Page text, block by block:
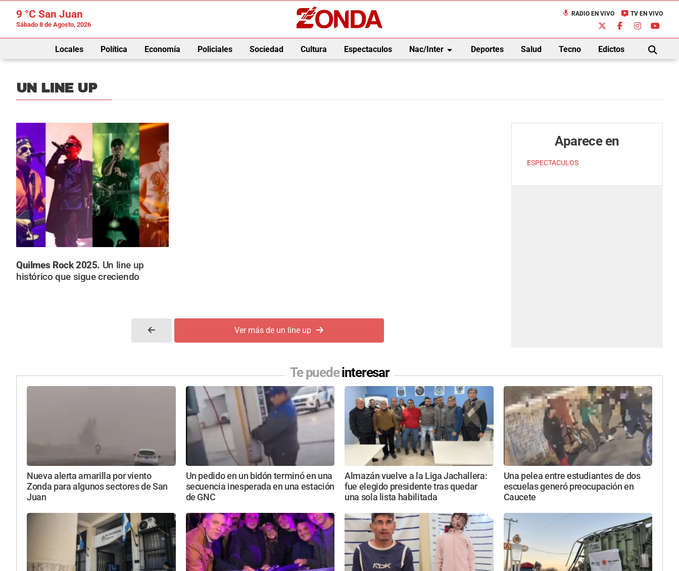
9 °C San Juan
Sábado 8 de Agosto, 2026
mic RADIO EN VIVO live_tv TV EN VIVO
Locales Política Economía Policiales Sociedad Cultura Espectaculos Nac/Interarrow_drop_down Deportes Salud Tecno Edictos
BUSCAR
UN LINE UP
Quilmes Rock 2025. Un line up
histórico que sigue creciendo
Ver más de un line up
Aparece en
ESPECTACULOS
Te puedeinteresar
Nueva alerta amarilla por viento
Zonda para algunos sectores de San
Juan
Un pedido en un bidón terminó en una
secuencia inesperada en una estación
de GNC
Almazán vuelve a la Liga Jachallera:
fue elegido presidente tras quedar
una sola lista habilitada
Una pelea entre estudiantes de dos
escuelas generó preocupación en
Caucete